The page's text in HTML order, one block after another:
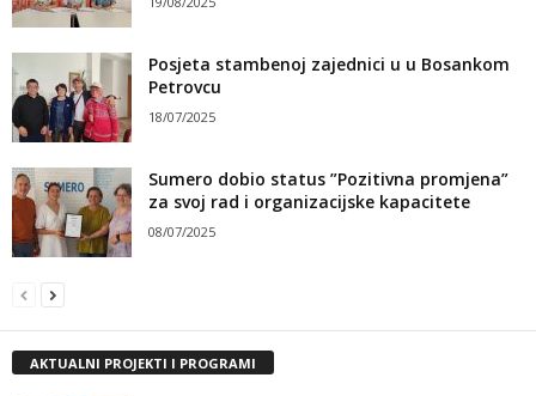
Posjeta stambenoj zajednici u u Bosankom
Petrovcu
18/07/2025
Sumero dobio status ”Pozitivna promjena”
za svoj rad i organizacijske kapacitete
08/07/2025
AKTUALNI PROJEKTI I PROGRAMI